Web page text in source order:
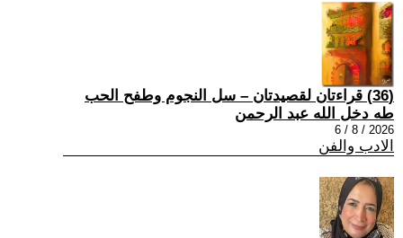
(36) قراءتان لقصيدتان – سل النجوم وطفح الحب
طه دخل الله عبد الرحمن
2026 / 8 / 6
الادب والفن